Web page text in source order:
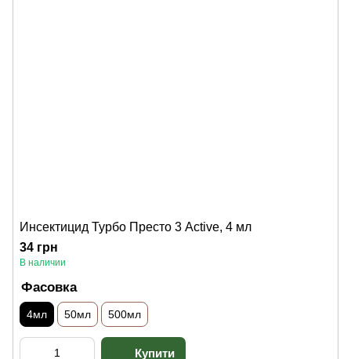
Инсектицид Турбо Престо 3 Active, 4 мл
34 грн
В наличии
Фасовка
4мл 50мл 500мл